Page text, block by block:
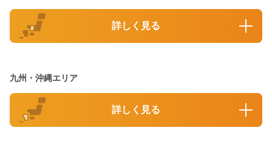
詳しく見る
九州・沖縄エリア
詳しく見る